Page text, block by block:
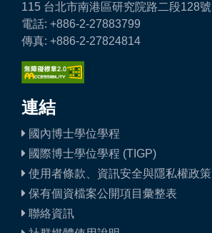
115 台北市南港區研究院路二段128號
電話: +886-2-27883799
傳真: +886-2-27824814
連結
國內博士學位學程
國際博士學位學程 (TIGP)
使用者條款、資訊安全與隱私權政策
保有個資檔案公開項目彙整表
聯絡資訊